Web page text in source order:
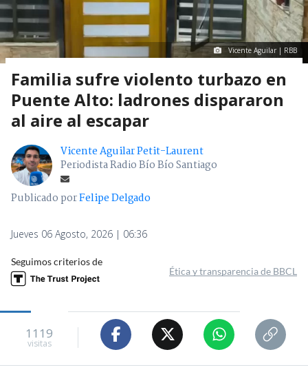
Vicente Aguilar | RBB
Familia sufre violento turbazo en
Puente Alto: ladrones dispararon
al aire al escapar
Vicente Aguilar Petit-Laurent
Periodista Radio Bío Bío Santiago
Publicado porFelipe Delgado
Jueves 06 Agosto, 2026 | 06:36
Seguimos criterios de
Ética y transparencia de BBCL
1119
visitas